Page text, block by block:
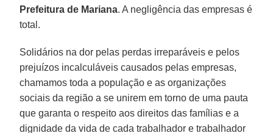
Prefeitura de Mariana. A negligência das empresas é
total.
Solidários na dor pelas perdas irreparáveis e pelos
prejuízos incalculáveis causados pelas empresas,
chamamos toda a população e as organizações
sociais da região a se unirem em torno de uma pauta
que garanta o respeito aos direitos das famílias e a
dignidade da vida de cada trabalhador e trabalhador